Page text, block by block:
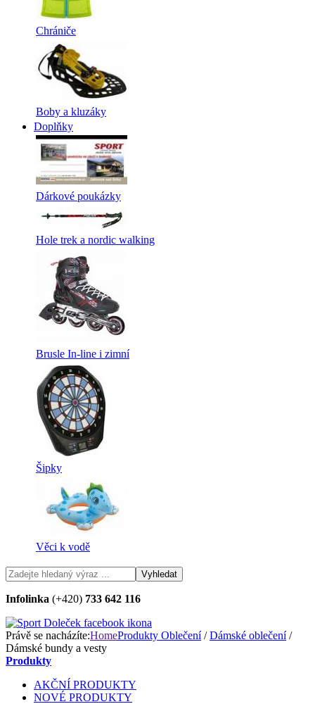
Chrániče
Boby a kluzáky
Doplňky
Dárkové poukázky
Hole trek a nordic walking
Brusle In-line i zimní
Šipky
Věci k vodě
Infolinka (+420) 733 642 116
Právě se nacházíte:HomeProdukty Oblečení/Dámské oblečení/
Dámské bundy a vesty
Produkty
AKČNÍ PRODUKTY
NOVÉ PRODUKTY